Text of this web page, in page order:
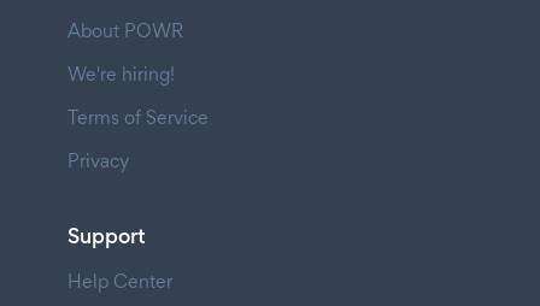
About POWR
We're hiring!
Terms of Service
Privacy
Support
Help Center